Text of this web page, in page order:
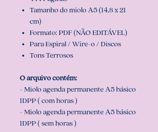
Tamanho do miolo A5 (14,8 x 21
cm)
Formato: PDF (NÃO EDITÁVEL)
Para Espiral / Wire-o / Discos
Tons Terrosos
O arquivo contém:
- Miolo agenda permanente A5 básico
1DPP ( com horas )
- Miolo agenda permanente A5 básico
1DPP ( sem horas )